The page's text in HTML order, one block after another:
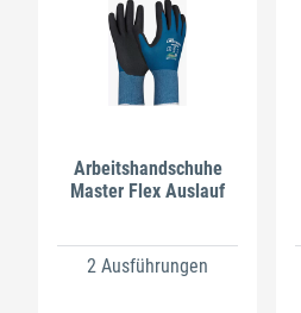
Arbeitshandschuhe
Master Flex Auslauf
2 Ausführungen